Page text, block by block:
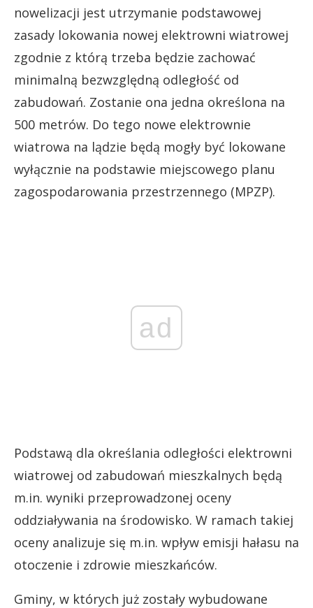
nowelizacji jest utrzymanie podstawowej
zasady lokowania nowej elektrowni wiatrowej
zgodnie z którą trzeba będzie zachować
minimalną bezwzględną odległość od
zabudowań. Zostanie ona jedna określona na
500 metrów. Do tego nowe elektrownie
wiatrowa na lądzie będą mogły być lokowane
wyłącznie na podstawie miejscowego planu
zagospodarowania przestrzennego (MPZP).
ad
Podstawą dla określania odległości elektrowni
wiatrowej od zabudowań mieszkalnych będą
m.in. wyniki przeprowadzonej oceny
oddziaływania na środowisko. W ramach takiej
oceny analizuje się m.in. wpływ emisji hałasu na
otoczenie i zdrowie mieszkańców.
Gminy, w których już zostały wybudowane